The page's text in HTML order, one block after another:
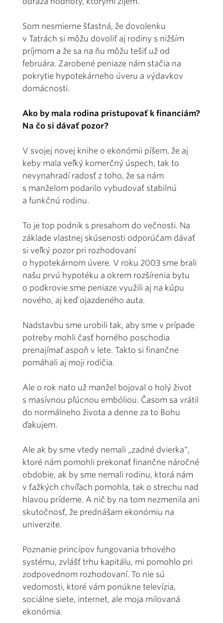
Som nesmierne šťastná, že dovolenku
v Tatrách si môžu dovoliť aj rodiny s nižším
príjmom a že sa na ňu môžu tešiť už od
februára. Zarobené peniaze nám stačia na
pokrytie hypotekárneho úveru a výdavkov
domácnosti.
Ako by mala rodina pristupovať k financiám?
Na čo si dávať pozor?
V svojej novej knihe o ekonómii píšem, že aj
keby mala veľký komerčný úspech, tak to
nevynahradí radosť z toho, že sa nám
s manželom podarilo vybudovať stabilnú
a funkčnú rodinu.
To je top podnik s presahom do večnosti. Na
základe vlastnej skúsenosti odporúčam dávať
si veľký pozor pri rozhodovaní
o hypotekárnom úvere. V roku 2003 sme brali
našu prvú hypotéku a okrem rozšírenia bytu
o podkrovie sme peniaze využili aj na kúpu
nového, aj keď ojazdeného auta.
Nadstavbu sme urobili tak, aby sme v prípade
potreby mohli časť horného poschodia
prenajímať aspoň v lete. Takto si finančne
pomáhali aj moji rodičia.
Ale o rok nato už manžel bojoval o holý život
s masívnou pľúcnou embóliou. Časom sa vrátil
do normálneho života a denne za to Bohu
ďakujem.
Ale ak by sme vtedy nemali „zadné dvierka“,
ktoré nám pomohli prekonať finančne náročné
obdobie, ak by sme nemali rodinu, ktorá nám
v ťažkých chvíľach pomohla, tak o strechu nad
hlavou prídeme. A nič by na tom nezmenila ani
skutočnosť, že prednášam ekonómiu na
univerzite.
Poznanie princípov fungovania trhového
systému, zvlášť trhu kapitálu, mi pomohlo pri
zodpovednom rozhodovaní. To nie sú
vedomosti, ktoré vám ponúkne televízia,
sociálne siete, internet, ale moja milovaná
ekonómia.